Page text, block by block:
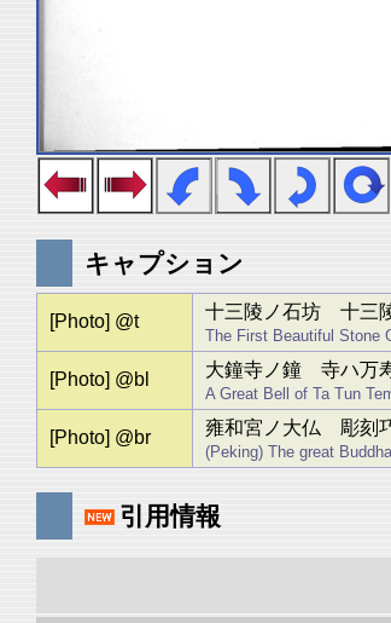
キャプション
[Photo] @t 十三陵ノ石坊 十三
The First Beautiful Stone
[Photo] @bl 大鐘寺ノ鐘 寺ハ万
A Great Bell of Ta Tun
[Photo] @br 雍和宮ノ大仏 彫刻
(Peking) The great
引用情報